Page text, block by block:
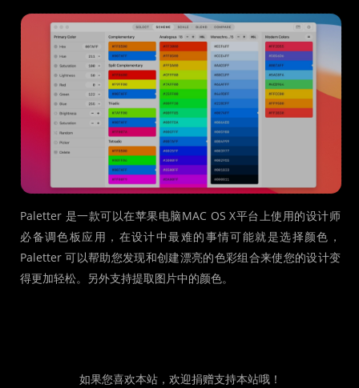
Paletter 是一款可以在苹果电脑MAC OS X平台上使用的设计师
必备调色板应用，在设计中最难的事情可能就是选择颜色，
Paletter 可以帮助您发现和创建漂亮的色彩组合来使您的设计变
得更加轻松。另外支持提取图片中的颜色。
如果您喜欢本站，欢迎捐赠支持本站哦！